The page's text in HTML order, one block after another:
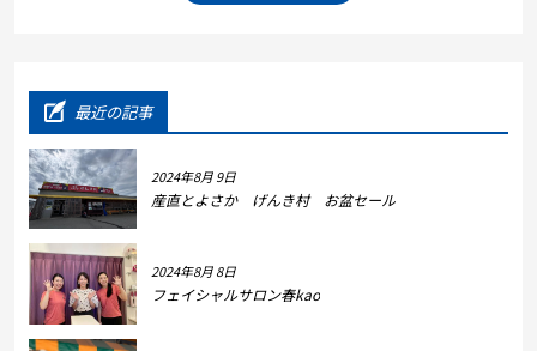
最近の記事
2024年8月 9日
産直とよさか げんき村 お盆セール
2024年8月 8日
フェイシャルサロン春kao